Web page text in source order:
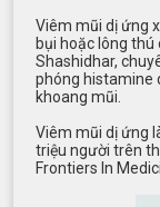
Viêm mũi dị ứng
bụi hoặc lông
Shashidhar,
phóng histamine
khoang mũi.
Viêm mũi dị ứng
triệu người trên
Frontiers In